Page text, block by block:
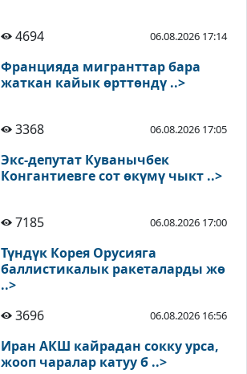
4694 06.08.2026 17:14
Францияда мигранттар бара
жаткан кайык өрттөндү ..>
3368 06.08.2026 17:05
Экс-депутат Куванычбек
Конгантиевге сот өкүмү чыкт ..>
7185 06.08.2026 17:00
Түндүк Корея Орусияга
баллистикалык ракеталарды жө
..>
3696
06.08.2026 16:56
Иран АКШ кайрадан сокку урса,
жооп чаралар катуу б ..>